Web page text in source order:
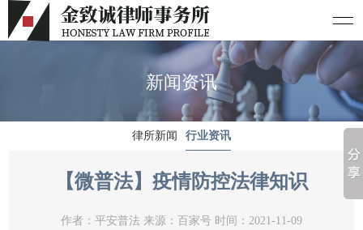
新闻资讯
律所新闻 行业资讯
【微普法】疫情防控法律知识
作者：平安普法 来源：百家号 时间：2021-11-09